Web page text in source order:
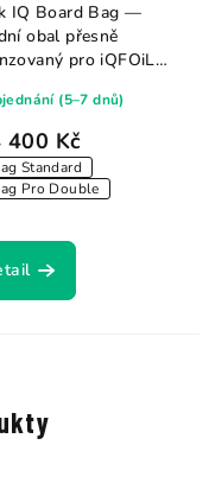
400 Kč
Standard
Pro Double
(5–7 dnů)
IQ Board Bag —
obal přesně
pro iQFOiL